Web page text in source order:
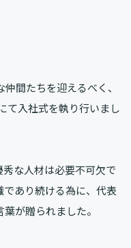
間たちを迎えるべく、
て入社式を執り行いまし
な人材は必要不可欠で
あり続ける為に、代表
が贈られました。